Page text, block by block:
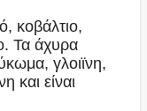
κοβάλτιο,
Τα άχυρα
γλοιϊνη,
και είναι